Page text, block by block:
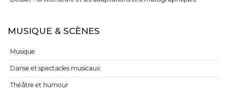
MUSIQUE & SCÈNES
Musique
Danse et spectacles musicaux
Théâtre et humour